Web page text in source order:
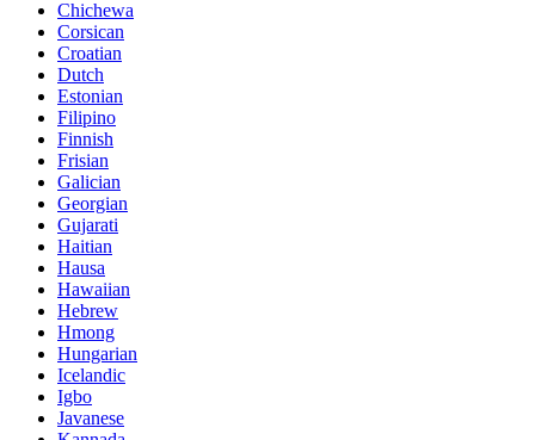
Chichewa
Corsican
Croatian
Dutch
Estonian
Filipino
Finnish
Frisian
Galician
Georgian
Gujarati
Haitian
Hausa
Hawaiian
Hebrew
Hmong
Hungarian
Icelandic
Igbo
Javanese